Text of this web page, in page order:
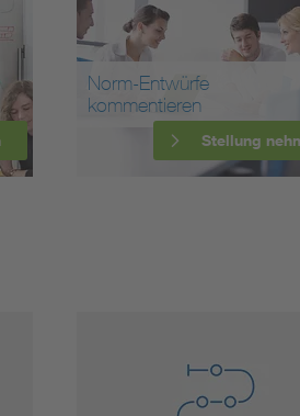
Norm-Entwürfe
kommentieren
Stellung